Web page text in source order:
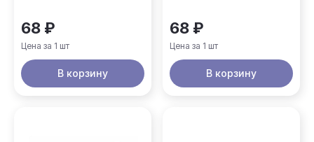
68 ₽
Цена за 1 шт
В корзину
68 ₽
Цена за 1 шт
В корзину